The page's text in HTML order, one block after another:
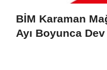
BİM Karaman
Ayı Boyunca